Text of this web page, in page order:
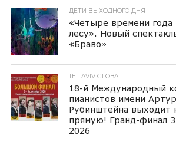
ДЕТИ ВЫХОДНОГО ДНЯ
«Четыре времени года
лесу». Новый
«Браво»
TEL AVIV GLOBAL
18-й Международный
пианистов имени
Рубинштейна
прямую! Гранд-финал
2026